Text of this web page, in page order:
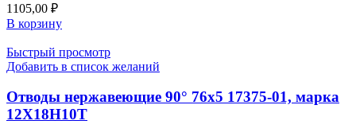
1105,00 ₽
В корзину
Быстрый просмотр
Добавить в список желаний
Отводы нержавеющие 90° 76х5 17375-01, марка
12Х18Н10Т